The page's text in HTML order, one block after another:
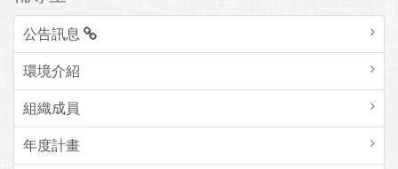
公告訊息
環境介紹
組織成員
年度計畫